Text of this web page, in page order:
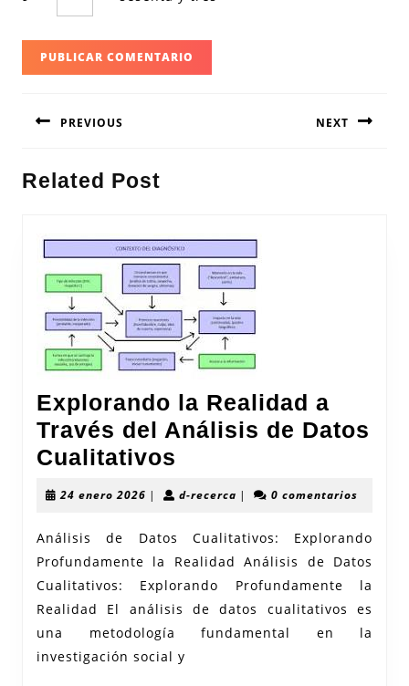
de
PREVIOUS
anterior:
NEXT
Related Post
Explorando la Realidad a
Través del Análisis de Datos
Cualitativos
a
Través
del
Análisis
de
24 enero 2026 24| d-recercad-| 0 comentarios
Análisis de Datos Cualitativos: Explorando
Profundamente la Realidad Análisis de Datos
Cualitativos: Explorando Profundamente la
Realidad El análisis de datos cualitativos es
una metodología fundamental en la
investigación social y